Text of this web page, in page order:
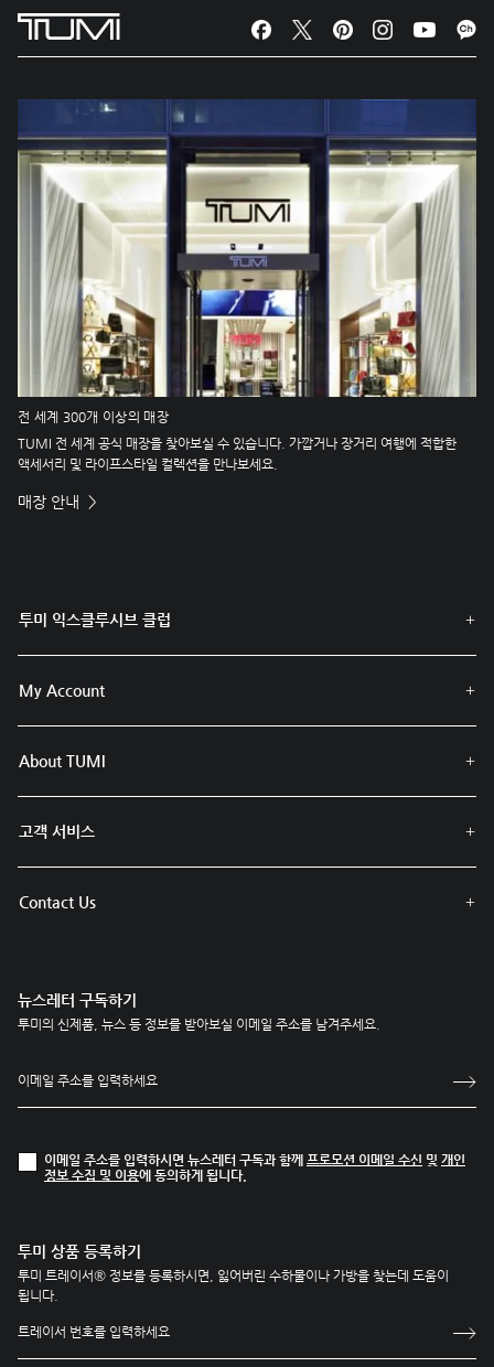
전 세계 300개 이상의 매장
TUMI 전 세계 공식 매장을 찾아보실 수 있습니다. 가깝거나 장거리 여행에 적합한
액세서리 및 라이프스타일 컬렉션을 만나보세요.
매장 안내
투미 익스클루시브 클럽
My Account
About TUMI
고객 서비스
Contact Us
뉴스레터 구독하기
투미의 신제품, 뉴스 등 정보를 받아보실 이메일 주소를 남겨주세요.
이메일 주소를 입력하시면 뉴스레터 구독과 함께 프로모션 이메일 수신 및 개인
정보 수집 및 이용에 동의하게 됩니다.
투미 상품 등록하기
투미 트레이서® 정보를 등록하시면, 잃어버린 수하물이나 가방을 찾는데 도움이
됩니다.